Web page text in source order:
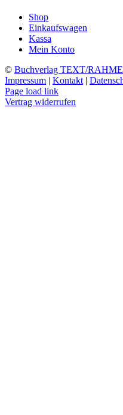
Shop
Einkaufswagen
Kassa
Mein Konto
© Buchverlag TEXT/
Impressum | Kontakt |
Facebook
Instagram
YouTube
X
LinkedIn
SoundCloud
Page load link
Vertrag widerrufen